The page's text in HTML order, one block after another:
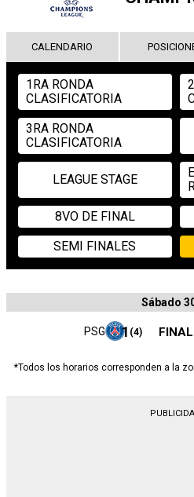
CALENDARIO
1RA RONDA
CLASIFICATORIA
3RA RONDA
CLASIFICATORIA
LEAGUE STAGE
8VO DE FINAL
SEMI FINALES
Sábado
PSG 1 (4) FINAL
*Todos los horarios corresponden a la